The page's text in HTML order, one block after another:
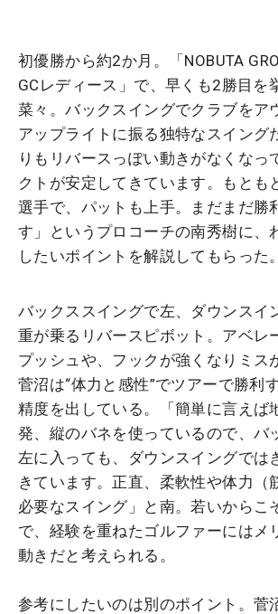
初優勝から約2か月。「NOBUTA
GCレディース」で、早くも2勝目を
菜々。バックスイングでクラブをア
アップライトに振る独特なスイング
りもリバースっぽい動きがなくなっ
クトが安定してきています。もとも
選手で、パットも上手。まだまだ勝
す」というプロコーチの南秀樹に、
したいポイントを解説してもらった。
バックススイングで左、ダウンスイ
重が乗るリバースピボット。アベレ
プッシュや、フックが強くなりミス
菅沼は“体力と感性”でツアーで勝利
精度を出している。「簡単に言えば
発、縦のバネを使っているので、バ
左に入っても、ダウンスイングでは
きています。正直、柔軟性や体力（
必要なスイング」と南。若いからこ
で、経験を重ねたゴルファーにはメ
動きだと考えられる。
参考にしたいのは別のポイント。菅